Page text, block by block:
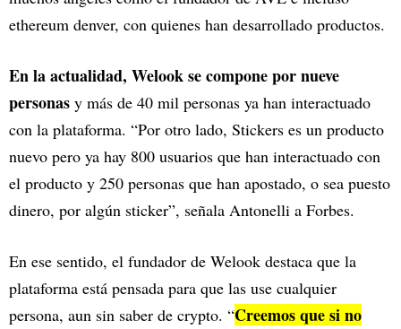
ethereum denver, con quienes han desarrollado productos.
En la actualidad, Welook se compone por nueve
personas y más de 40 mil personas ya han interactuado
con la plataforma. “Por otro lado, Stickers es un producto
nuevo pero ya hay 800 usuarios que han interactuado con
el producto y 250 personas que han apostado, o sea puesto
dinero, por algún sticker”, señala Antonelli a Forbes.
En ese sentido, el fundador de Welook destaca que la
plataforma está pensada para que las use cualquier
persona, aun sin saber de crypto. “Creemos que si no